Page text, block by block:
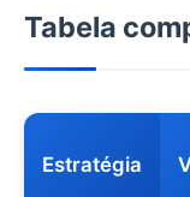
Tabela
Estratégia